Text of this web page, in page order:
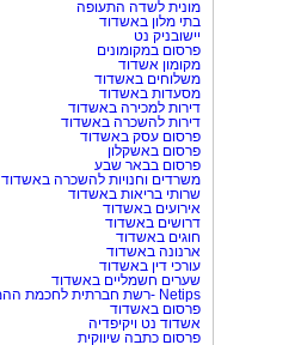
מונית לשדה התעופה
בתי מלון באשדוד
יישובניק נט
פרסום במקומונים
מקומון אשדוד
משלוחים באשדוד
מסעדות באשדוד
דירות למכירה באשדוד
דירות להשכרה באשדוד
פרסום עסק באשדוד
פרסום באשקלון
פרסום בבאר שבע
משרדים וחנויות להשכרה באשדוד
שרותי בריאות באשדוד
אירועים באשדוד
דרושים באשדוד
חוגים באשדוד
ארנונה באשדוד
עורכי דין באשדוד
שערים חשמליים באשדוד
Netips -רשת חברתית לחכמת ההמונים
פרסום באשדוד
אשדוד נט ויקיפדיה
פרסום כתבה שיווקית